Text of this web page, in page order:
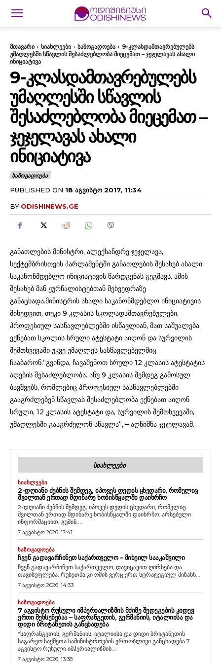
მთავარი სიახლეები საზოგადოება
9-კლასდამთავრებულებს
უმაღლესში სწავლის შესაძლებლობა მიეცემათ – ჯეჯელავას ახალი
ინიციატივა
9-ᲙᲚᲐᲡᲓᲐᲛᲗᲐᲕᲠᲔᲑᲣᲚᲔᲑᲡ
ᲣᲛᲐᲦᲚᲔᲡᲨᲘ ᲡᲬᲐᲕᲚᲘᲡ
ᲨᲔᲡᲐᲫᲚᲔᲑᲚᲝᲑᲐ ᲛᲘᲔᲪᲔᲛᲐᲗ –
ᲯᲔᲯᲔᲚᲐᲕᲐᲡ ᲐᲮᲐᲚᲘ
ᲘᲜᲘᲪᲘᲐᲢᲘᲕᲐ
ᲡᲐᲖᲝᲒᲐᲓᲝᲔᲑᲐ
PUBLISHED ON 18 ᲐᲒᲕᲘᲡᲢᲝ 2017, 11:34
BY ODISHINEWS.GE
განათლების მინისტრი, ალექსანდრე ჯეჯელავა,
სექტემბრისთვის პარლამენტში განათლების შესახებ ახალი
საკანონმდებლო ინიციატივის წარდგენას გეგმავს. ამის
შესახებ მან ჟურნალისტებთან შეხვედრაზე
განაცხადა.მინისტრის ახალი საკანონმდებლო ინიციატივის
მიხედვით, თუკი 9 კლასის სკოლადამთავრებულები,
პროფესიულ სასწავლებლებში ისწავლიან, მათ საშუალება
ექნებათ სკოლის სრული ატესტატი აიღონ და სურვილის
შემთხვევაში უკვე უმაღლეს სასწავლებელშიც
ჩააბარონ.“გვინდა, ჩავაშენოთ სრული 12 კლასის ატესტატის
აღების შესაძლებლობა. ანუ 9 კლასის შემდეგ გამოსულ
ბავშვებს, რომლებიც პროფესიულ სასწავლებლებში
გააგრძლებენ სწავლას შესაძლებლობა ექნებათ აიღონ
სრული, 12 კლასის ატესტატი და, სურვილის შემთხვევაში,
უმაღლესში გააგრძელონ სწავლა“, – აღნიშნა ჯეჯელავამ.
ᲡᲘᲐᲮᲚᲔᲔᲑᲘ
ᲡᲘᲐᲮᲚᲔᲔᲑᲘ
2-ᲓᲦᲘᲐᲜᲘ ᲫᲔᲑᲜᲘᲡ ᲨᲔᲛᲓᲔᲒ, ᲘᲞᲝᲕᲔᲡ ᲓᲔᲓᲘᲡ ᲪᲮᲔᲓᲐᲠᲘ, ᲠᲝᲛᲔᲚᲘᲪ
ᲨᲕᲘᲚᲗᲐᲜ ᲔᲠᲗᲐᲓ ᲛᲓᲘᲜᲐᲠᲔ ᲮᲝᲑᲘᲡᲬᲧᲐᲚᲨᲘ ᲓᲐᲘᲮᲠᲩᲝ
2-დღიანი ძებნის შემდეგ, იპოვეს დედის ცხედარი, რომელიც
შვილთან ერთად მდინარე ხობისწყალში დაიხრჩო. არსებული
ინფორმაციით, გუშინ,...
7 აგვისტო 2026, 17:41
ᲡᲐᲖᲝᲒᲐᲓᲝᲔᲑᲐ
ᲩᲕᲔᲜ ᲒᲐᲓᲐᲕᲐᲠᲩᲘᲜᲔᲗ ᲡᲐᲥᲐᲠᲗᲕᲔᲚᲝ – ᲛᲘᲮᲔᲘᲚ ᲡᲐᲐᲙᲐᲨᲕᲘᲚᲘ
ჩვენ გადავარჩინეთ საქართველო, დავიცავით ღირსება და
თავისუფლება, რუსეთმა კი ომის ვერც ერთ სტრატეგიულ მიზანს...
7 აგვისტო 2026, 14:33
ᲡᲐᲖᲝᲒᲐᲓᲝᲔᲑᲐ
7 ᲐᲒᲕᲘᲡᲢᲝ ᲠᲣᲡᲣᲚᲘ ᲘᲛᲞᲔᲠᲘᲐᲚᲘᲖᲛᲘᲡ ᲛᲫᲘᲛᲔ ᲨᲔᲓᲔᲒᲔᲑᲘᲡ ᲙᲘᲓᲔᲕ
ᲔᲠᲗᲘ ᲨᲔᲮᲡᲔᲜᲔᲑᲐᲐ – ᲡᲐᲤᲠᲐᲜᲒᲔᲗᲘᲡ, ᲒᲔᲠᲛᲐᲜᲘᲘᲡ, ᲘᲢᲐᲚᲘᲘᲡᲐ ᲓᲐ
ᲓᲘᲓᲘ ᲑᲠᲘᲢᲐᲜᲔᲗᲘᲡ ᲒᲐᲜᲪᲮᲐᲓᲔᲑᲐ
“საფრანგეთის, გერმანიის, იტალიისა და დიდი ბრიტანეთის
საგარეო საქმეთა სამინისტროების ერთობლივი განცხადება 7
აგვისტო რუსული იმპერიალიზმის...
7 აგვისტო 2026, 13:38